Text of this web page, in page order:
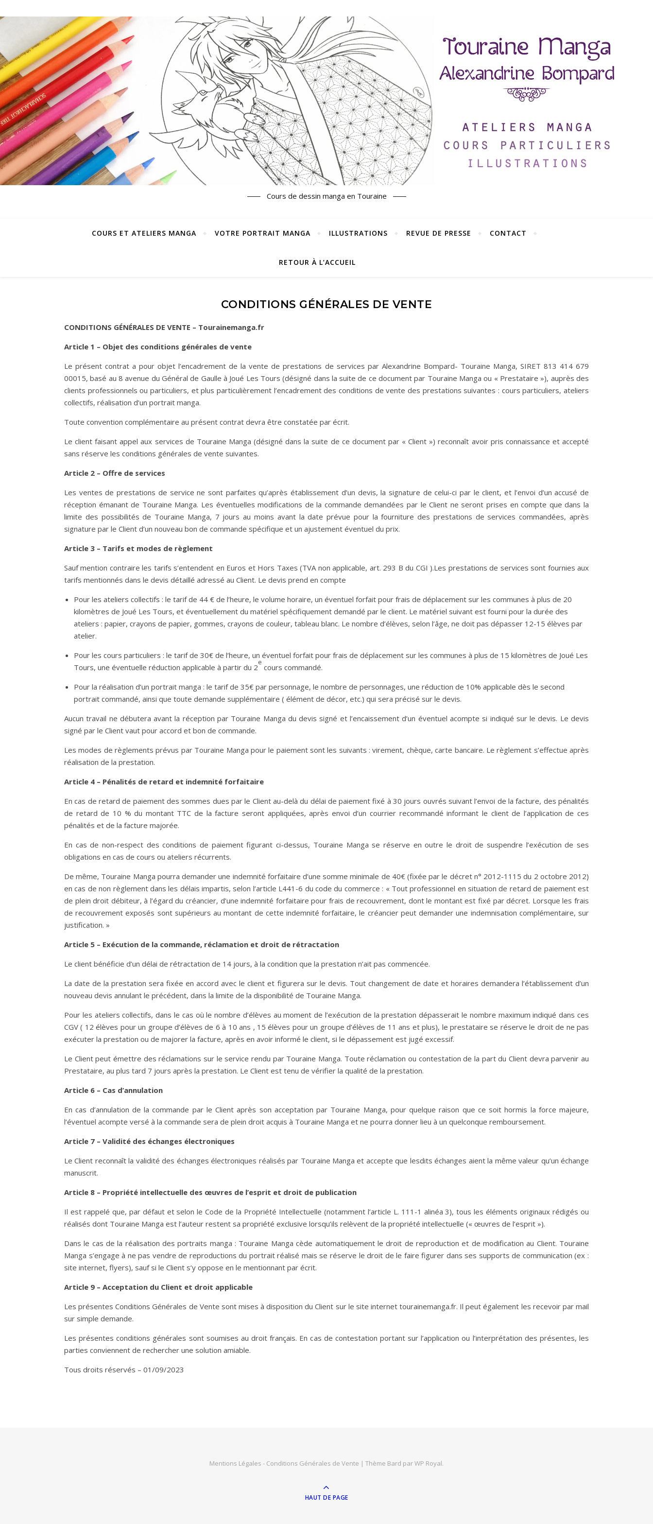
Cours de dessin manga en Touraine
COURS ET ATELIERS MANGA VOTRE PORTRAIT MANGA ILLUSTRATIONS REVUE DE PRESSE CONTACT
RETOUR À L’ACCUEIL
CONDITIONS GÉNÉRALES DE VENTE
CONDITIONS GÉNÉRALES DE VENTE – Tourainemanga.fr
Article 1 – Objet des conditions générales de vente
Le présent contrat a pour objet l’encadrement de la vente de prestations de services par Alexandrine Bompard- Touraine Manga, SIRET 813 414 679
00015, basé au 8 avenue du Général de Gaulle à Joué Les Tours (désigné dans la suite de ce document par Touraine Manga ou « Prestataire »), auprès des
clients professionnels ou particuliers, et plus particulièrement l’encadrement des conditions de vente des prestations suivantes : cours particuliers, ateliers
collectifs, réalisation d’un portrait manga.
Toute convention complémentaire au présent contrat devra être constatée par écrit.
Le client faisant appel aux services de Touraine Manga (désigné dans la suite de ce document par « Client ») reconnaît avoir pris connaissance et accepté
sans réserve les conditions générales de vente suivantes.
Article 2 – Offre de services
Les ventes de prestations de service ne sont parfaites qu’après établissement d’un devis, la signature de celui-ci par le client, et l’envoi d’un accusé de
réception émanant de Touraine Manga. Les éventuelles modifications de la commande demandées par le Client ne seront prises en compte que dans la
limite des possibilités de Touraine Manga, 7 jours au moins avant la date prévue pour la fourniture des prestations de services commandées, après
signature par le Client d’un nouveau bon de commande spécifique et un ajustement éventuel du prix.
Article 3 – Tarifs et modes de règlement
Sauf mention contraire les tarifs s’entendent en Euros et Hors Taxes (TVA non applicable, art. 293 B du CGI ).Les prestations de services sont fournies aux
tarifs mentionnés dans le devis détaillé adressé au Client. Le devis prend en compte
Pour les ateliers collectifs : le tarif de 44 € de l’heure, le volume horaire, un éventuel forfait pour frais de déplacement sur les communes à plus de 20
kilomètres de Joué Les Tours, et éventuellement du matériel spécifiquement demandé par le client. Le matériel suivant est fourni pour la durée des
ateliers : papier, crayons de papier, gommes, crayons de couleur, tableau blanc. Le nombre d’élèves, selon l’âge, ne doit pas dépasser 12-15 élèves par
atelier.
Pour les cours particuliers : le tarif de 30€ de l’heure, un éventuel forfait pour frais de déplacement sur les communes à plus de 15 kilomètres de Joué Les
Tours, une éventuelle réduction applicable à partir du 2
e
cours commandé.
Pour la réalisation d’un portrait manga : le tarif de 35€ par personnage, le nombre de personnages, une réduction de 10% applicable dès le second
portrait commandé, ainsi que toute demande supplémentaire ( élément de décor, etc.) qui sera précisé sur le devis.
Aucun travail ne débutera avant la réception par Touraine Manga du devis signé et l’encaissement d’un éventuel acompte si indiqué sur le devis. Le devis
signé par le Client vaut pour accord et bon de commande.
Les modes de règlements prévus par Touraine Manga pour le paiement sont les suivants : virement, chèque, carte bancaire. Le règlement s’effectue après
réalisation de la prestation.
Article 4 – Pénalités de retard et indemnité forfaitaire
En cas de retard de paiement des sommes dues par le Client au-delà du délai de paiement fixé à 30 jours ouvrés suivant l’envoi de la facture, des pénalités
de retard de 10 % du montant TTC de la facture seront appliquées, après envoi d’un courrier recommandé informant le client de l’application de ces
pénalités et de la facture majorée.
En cas de non-respect des conditions de paiement figurant ci-dessus, Touraine Manga se réserve en outre le droit de suspendre l’exécution de ses
obligations en cas de cours ou ateliers récurrents.
De même, Touraine Manga pourra demander une indemnité forfaitaire d’une somme minimale de 40€ (fixée par le décret n° 2012-1115 du 2 octobre 2012)
en cas de non règlement dans les délais impartis, selon l’article L441-6 du code du commerce : « Tout professionnel en situation de retard de paiement est
de plein droit débiteur, à l’égard du créancier, d’une indemnité forfaitaire pour frais de recouvrement, dont le montant est fixé par décret. Lorsque les frais
de recouvrement exposés sont supérieurs au montant de cette indemnité forfaitaire, le créancier peut demander une indemnisation complémentaire, sur
justification. »
Article 5 – Exécution de la commande, réclamation et droit de rétractation
Le client bénéficie d’un délai de rétractation de 14 jours, à la condition que la prestation n’ait pas commencée.
La date de la prestation sera fixée en accord avec le client et figurera sur le devis. Tout changement de date et horaires demandera l’établissement d’un
nouveau devis annulant le précédent, dans la limite de la disponibilité de Touraine Manga.
Pour les ateliers collectifs, dans le cas où le nombre d’élèves au moment de l’exécution de la prestation dépasserait le nombre maximum indiqué dans ces
CGV ( 12 élèves pour un groupe d’élèves de 6 à 10 ans , 15 élèves pour un groupe d’élèves de 11 ans et plus), le prestataire se réserve le droit de ne pas
exécuter la prestation ou de majorer la facture, après en avoir informé le client, si le dépassement est jugé excessif.
Le Client peut émettre des réclamations sur le service rendu par Touraine Manga. Toute réclamation ou contestation de la part du Client devra parvenir au
Prestataire, au plus tard 7 jours après la prestation. Le Client est tenu de vérifier la qualité de la prestation.
Article 6 – Cas d’annulation
En cas d’annulation de la commande par le Client après son acceptation par Touraine Manga, pour quelque raison que ce soit hormis la force majeure,
l’éventuel acompte versé à la commande sera de plein droit acquis à Touraine Manga et ne pourra donner lieu à un quelconque remboursement.
Article 7 – Validité des échanges électroniques
Le Client reconnaît la validité des échanges électroniques réalisés par Touraine Manga et accepte que lesdits échanges aient la même valeur qu’un échange
manuscrit.
Article 8 – Propriété intellectuelle des œuvres de l’esprit et droit de publication
Il est rappelé que, par défaut et selon le Code de la Propriété Intellectuelle (notamment l’article L. 111-1 alinéa 3), tous les éléments originaux rédigés ou
réalisés dont Touraine Manga est l’auteur restent sa propriété exclusive lorsqu’ils relèvent de la propriété intellectuelle (« œuvres de l’esprit »).
Dans le cas de la réalisation des portraits manga : Touraine Manga cède automatiquement le droit de reproduction et de modification au Client. Touraine
Manga s’engage à ne pas vendre de reproductions du portrait réalisé mais se réserve le droit de le faire figurer dans ses supports de communication (ex :
site internet, flyers), sauf si le Client s’y oppose en le mentionnant par écrit.
Article 9 – Acceptation du Client et droit applicable
Les présentes Conditions Générales de Vente sont mises à disposition du Client sur le site internet tourainemanga.fr. Il peut également les recevoir par mail
sur simple demande.
Les présentes conditions générales sont soumises au droit français. En cas de contestation portant sur l’application ou l’interprétation des présentes, les
parties conviennent de rechercher une solution amiable.
Tous droits réservés – 01/09/2023
Mentions Légales - Conditions Générales de Vente | Thème Bard parWP Royal.
HAUT DE PAGE